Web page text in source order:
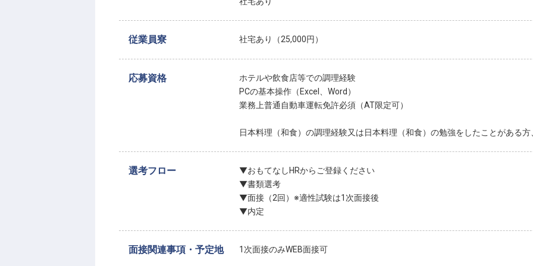
従業員寮 社宅あり（25,000円）
応募資格
ホテルや飲食店等での調理経験
PCの基本操作（Excel、Word）
業務上普通自動車運転免許必須（AT限定可）
日本料理（和食）の調理経験又は日本料理（和食）の勉強をしたことがある方
選考フロー
▼おもてなしHRからご登録ください
▼書類選考
▼面接（2回）※適性試験は1次面接後
▼内定
面接関連事項・予定地 1次面接のみWEB面接可